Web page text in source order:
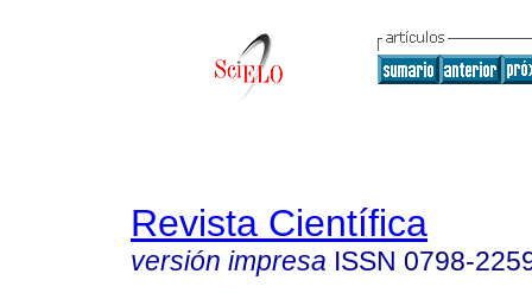
Revista Científica
versión impresa ISSN 0798-